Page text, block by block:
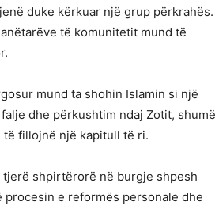
duke kërkuar një grup përkrahës.
të komunitetit mund të
mund ta shohin Islamin si një
dhe përkushtim ndaj Zotit, shumë
fillojnë një kapitull të ri.
tjerë shpirtërorë në burgje shpesh
e reformës personale dhe